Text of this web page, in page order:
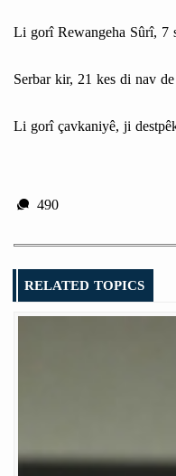
Li gorî Rewangeha Sûrî, 7
Serbar kir, 21 kes di nav
Li gorî çavkaniyê, ji
490
RELATED TOPICS